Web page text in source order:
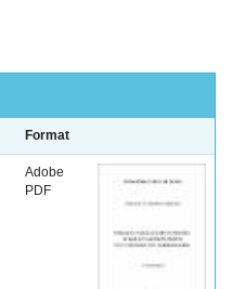
Format
Adobe
PDF